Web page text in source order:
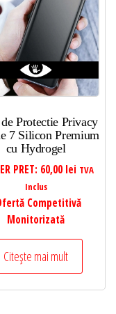
Protectie Privacy
7 Silicon Premium
cu Hydrogel
PRET: 60,00 lei TVA
Inclus
Competitivă
Monitorizată
Citește mai mult